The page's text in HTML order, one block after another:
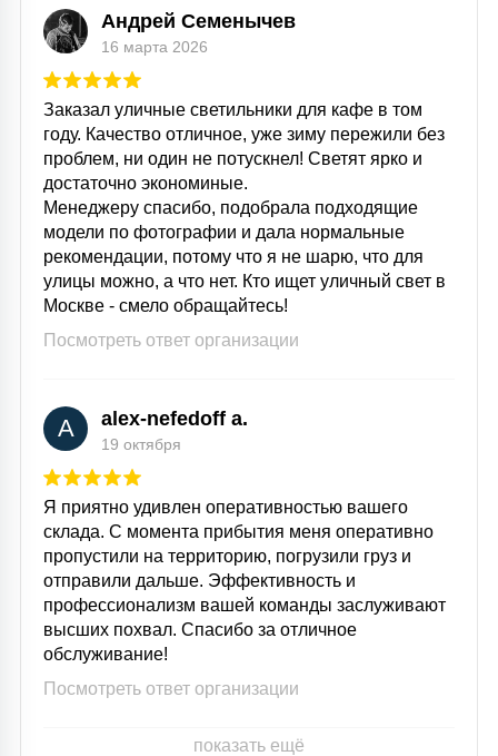
Андрей Семенычев
16 марта 2026
Заказал уличные светильники для кафе в том
году. Качество отличное, уже зиму пережили без
проблем, ни один не потускнел! Светят ярко и
достаточно экономиные.
Менеджеру спасибо, подобрала подходящие
модели по фотографии и дала нормальные
рекомендации, потому что я не шарю, что для
улицы можно, а что нет. Кто ищет уличный свет в
Москве - смело обращайтесь!
Посмотреть ответ организации
A alex-nefedoff a.
19 октября
Я приятно удивлен оперативностью вашего
склада. С момента прибытия меня оперативно
пропустили на территорию, погрузили груз и
отправили дальше. Эффективность и
профессионализм вашей команды заслуживают
высших похвал. Спасибо за отличное
обслуживание!
Посмотреть ответ организации
показать ещё